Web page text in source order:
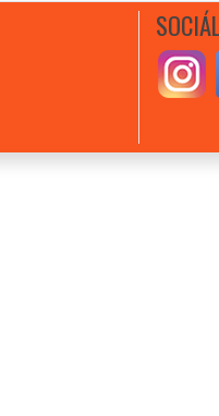
mých kanceláří v Bílovci.